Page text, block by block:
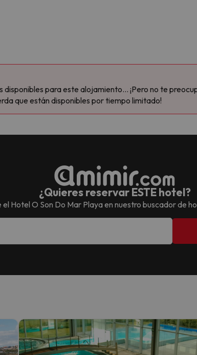
para este alojamiento... ¡Pero no te
que están disponibles por tiempo limitado!
¿Quieres reservar ESTE hotel?
el Hotel O Son Do Mar Playaen nuestro buscador de